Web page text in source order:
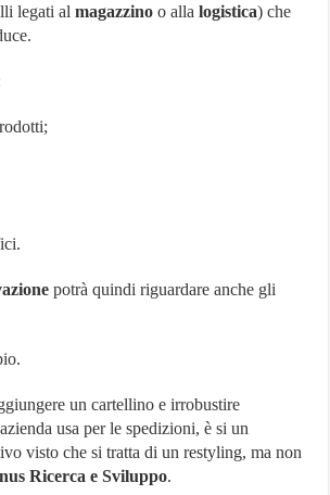
legati al magazzino o allalogistica) che
potrà quindi riguardare anche gli
un cartellino e irrobustire
usa per le spedizioni, è si un
visto che si tratta di un restyling, ma non
Ricerca e Sviluppo.